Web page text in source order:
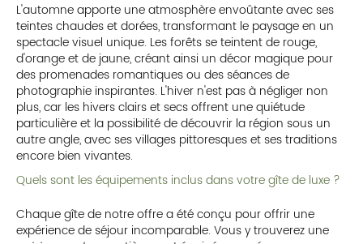
L'automne apporte une atmosphère envoûtante avec ses
teintes chaudes et dorées, transformant le paysage en un
spectacle visuel unique. Les forêts se teintent de rouge,
d'orange et de jaune, créant ainsi un décor magique pour
des promenades romantiques ou des séances de
photographie inspirantes. L'hiver n'est pas à négliger non
plus, car les hivers clairs et secs offrent une quiétude
particulière et la possibilité de découvrir la région sous un
autre angle, avec ses villages pittoresques et ses traditions
encore bien vivantes.
Quels sont les équipements inclus dans votre gîte de luxe ?
Chaque gîte de notre offre a été conçu pour offrir une
expérience de séjour incomparable. Vous y trouverez une